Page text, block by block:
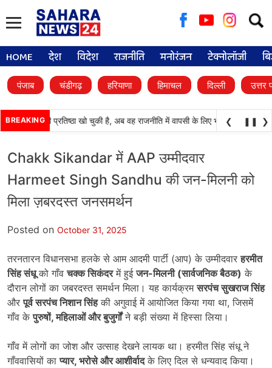
for:
HOME देश विदेश राजनीति मनोरंजन टेक्नोलॉजी
पंजाब चंडीगढ़ हरियाणा हिमाचल दिल्ली उत्तर
BREAKING
दल) अपनी प्रतिष्ठा खो चुकी है, अब वह राजनीति में वापसी के लिए भाजपा से
❮ ❚❚ ❯
Chakk Sikandar में AAP उम्मीदवार
Harmeet Singh Sandhu की जन-मिलनी को
मिला ज़बरदस्त जनसमर्थन
Posted on October 31, 2025
तरनतारन विधानसभा हलके से आम आदमी पार्टी (आप) के उम्मीदवारहरमीत
सिंह संधूको गाँवचक्क सिकंदरमें हुईजन-मिलनी (सार्वजनिक बैठक) के
दौरान लोगों का जबरदस्त समर्थन मिला। यह कार्यक्रमसरपंच सुखराज सिंह
औरपूर्व सरपंच निशान सिंहकी अगुवाई में आयोजित किया गया था, जिसमें
गाँव केपुरुषों,महिलाओं और बुजुर्गोंने बड़ी संख्या में हिस्सा लिया।
गाँव में लोगों का जोश और उत्साह देखने लायक था। हरमीत सिंह संधू ने
गाँववासियों काप्यार, भरोसे और आशीर्वादके लिए दिल से धन्यवाद किया।